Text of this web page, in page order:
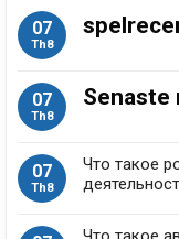
07
Th8
07
Th8
Senaste
07
Th8
Что такое